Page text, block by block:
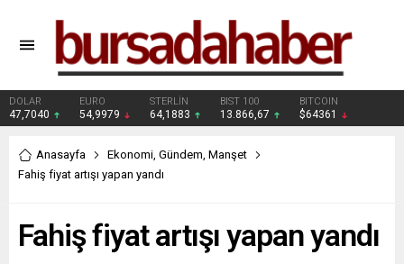
DOLAR
47,7040
EURO
54,9979
STERLİN
64,1883
BIST 100
13.866,67
BITCOIN
$64361
Anasayfa Ekonomi, Gündem, Manşet
Fahiş fiyat artışı yapan yandı
Fahiş fiyat artışı yapan yandı